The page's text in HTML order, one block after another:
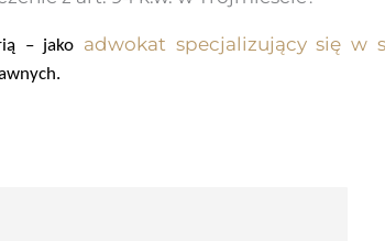
– jako adwokat specjalizujący się w